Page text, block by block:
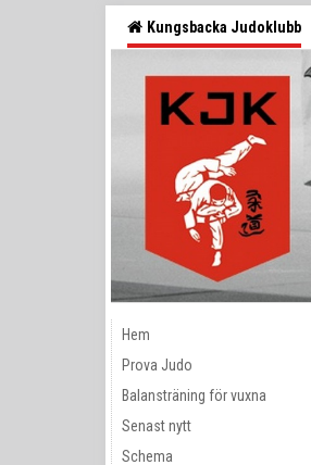
Kungsbacka Judoklubb
Hem
Prova Judo
Balansträning för vuxna
Senast nytt
Schema